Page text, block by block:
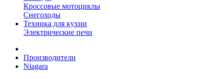
Кроссовые мотоциклы
Снегоходы
Техника для кухни
Электрические печи
Производители
Niagara